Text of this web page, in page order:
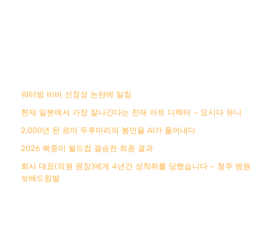
워터밤 비비 선정성 논란에 일침
현재 일본에서 가장 잘나간다는 천재 아트 디렉터 – 요시다 유니
2,000년 된 로마 두루마리의 봉인을 AI가 풀어내다
2026 북중미 월드컵 결승전 최종 결과
회사 대표(의원 원장)에게 4년간 성착취를 당했습니다 – 청주 병원
보배드림발